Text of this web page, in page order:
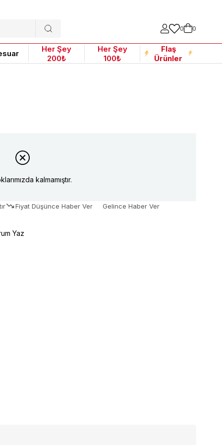
0 0
Her Şey
200₺
Her Şey
100₺
Flaş
Ürünler
kalmamıştır.
Fiyat Düşünce Haber Ver Gelince Haber Ver
Yaz